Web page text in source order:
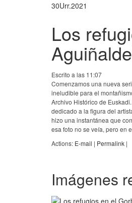
30Urr.2021
Los
Escrito a las 11:07
Comenzamos una nueva
ineludible para el
Archivo Histórico de
dedicado a la figura del
hizo una instantánea que
esa foto no se veía, pero en
Actions: E-mail | Permalink |
Imágenes